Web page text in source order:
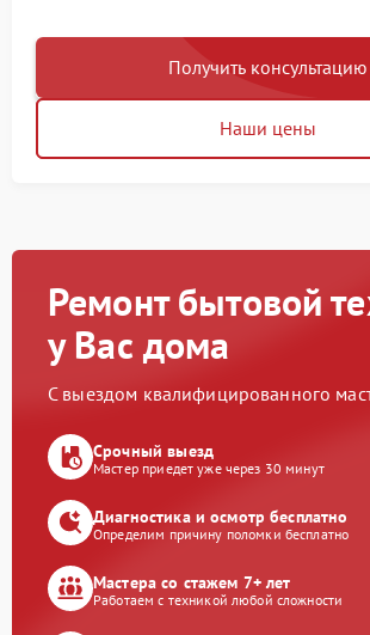
Получить консультацию
Наши цены
Ремонт бытовой
у Вас дома
С выездом квалифицированного
Срочный выезд
Мастер приедет уже через 30 минут
Диагностика и осмотр бесплатно
Определим причину поломки бесплатно
Мастера со стажем 7+ лет
Работаем с техникой любой сложности